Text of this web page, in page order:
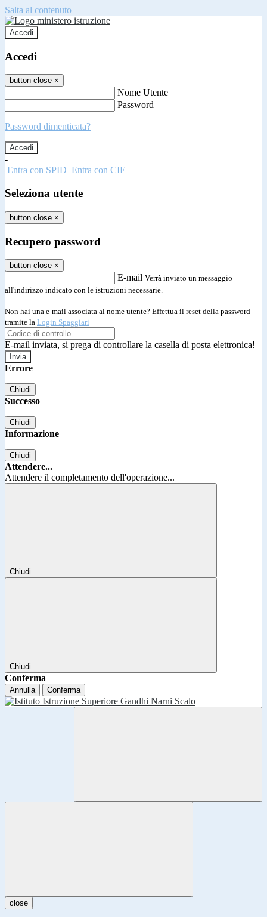
Salta al contenuto
Accedi
Accedi
button close ×
Nome Utente
Password
Password dimenticata?
-
Entra con SPID Entra con CIE
Seleziona utente
button close ×
Recupero password
button close ×
E-mail Verrà inviato un messaggio
all'indirizzo indicato con le istruzioni necessarie.
Non hai una e-mail associata al nome utente? Effettua il reset della password
tramite la Login Spaggiari
E-mail inviata, si prega di controllare la casella di posta elettronica!
Errore
Chiudi
Successo
Chiudi
Informazione
Chiudi
Attendere...
Attendere il completamento dell'operazione...
Chiudi
Chiudi
Conferma
Annulla Conferma
close